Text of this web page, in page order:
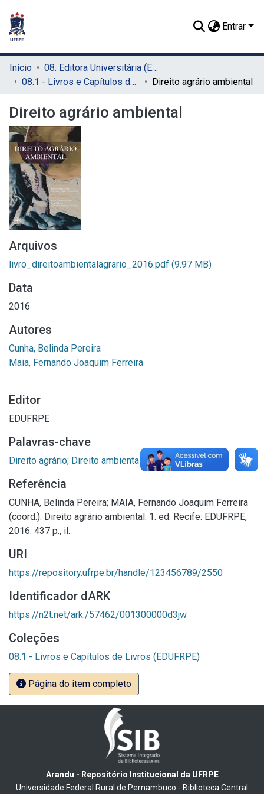
Entrar
Início
08. Editora Universitária (EDUFRPE)
08.1 - Livros e Capítulos de Livros (EDUFRPE)
Direito agrário ambiental
Direito agrário ambiental
Arquivos
livro_direitoambientalagrario_2016.pdf (9.97 MB)
Data
2016
Autores
Cunha, Belinda Pereira
Maia, Fernando Joaquim Ferreira
Editor
EDUFRPE
Palavras-chave
Direito agrário; Direito ambiental Sustentabilidade
Referência
CUNHA, Belinda Pereira; MAIA, Fernando Joaquim Ferreira
(coord.). Direito agrário ambiental. 1. ed. Recife: EDUFRPE,
2016. 437 p., il.
URI
https://repository.ufrpe.br/handle/123456789/2550
Identificador dARK
https://n2t.net/ark:/57462/001300000d3jw
Coleções
08.1 - Livros e Capítulos de Livros (EDUFRPE)
Página do item completo
Arandu - Repositório Institucional da UFRPE
Universidade Federal Rural de Pernambuco - Biblioteca Central